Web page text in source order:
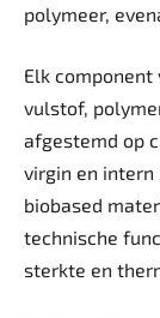
polymeer,
Elk component
vulstof,
afgestemd op
virgin en
biobased
technische
sterkte en